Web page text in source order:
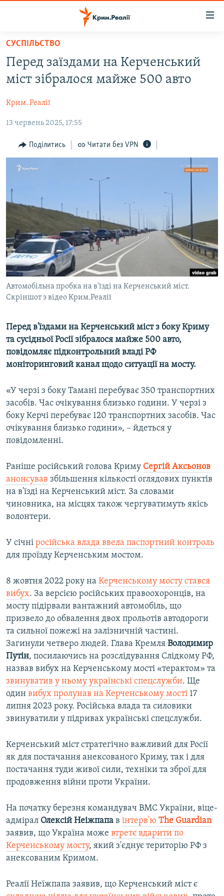
Перейти
основного
матеріалу
до
навігації
Перейти
пошуку
ВОДА.КРИМ
ВІДЕО ТА ФОТО
ПОЛІТИКА
БЛОГИ
ПОГЛЯД
СПЕЦПРОЕКТИ
ВІДЕОУРОКИ «ELIFBE»
СВІДЧЕННЯ ОКУПАЦІЇ
УКРАЇНСЬКА ПРОБЛЕМА КРИМУ
ІНФОГРАФІКА
ЯК ОБІЙТИ БЛОКУВАННЯ
Русский
Qırımtatar
ДОЛУЧАЙСЯ!
Усі сайти RFE/RL
СУСПІЛЬСТВО
Перед заїздами на Керченський
міст зібралося майже 500 авто
Крим. Реалії
13 червень 2025, 17:55
Поділитись Читати без VPN
Автомобільна пробка на в'їзді на Керченський міст.
Скріншот з відео Крим.Реалії
Перед в'їздами на Керченський міст з боку Криму
та сусідньої Росії зібралося майже 500 авто,
повідомляє підконтрольний владі РФ
моніторинговий канал щодо ситуації на мосту.
«У черзі з боку Тамані перебуває 350 транспортних
засобів. Час очікування близько години. У черзі з
боку Керчі перебуває 120 транспортних засобів. Час
очікування близько години», – йдеться у
повідомленні.
Раніше російський голова Криму Сергій Аксьонов
анонсував збільшення кількості оглядових пунктів
на в'їзді на Керченський міст. За словами
чиновника, на місцях також чергуватимуть якісь
волонтери.
У січні російська влада ввела паспортний контроль
для проїзду Керченським мостом.
8 жовтня 2022 року на Керченському мосту стався
вибух. За версією російських правоохоронців, на
мосту підірвали вантажний автомобіль, що
призвело до обвалення двох прольотів автодороги
та сильної пожежі на залізничній частині.
Загинули четверо людей. Глава Кремля Володимир
Путін, посилаючись на розслідування Слідкому РФ,
назвав вибух на Керченському мості «терактом» та
звинуватив у ньому українські спецслужби. Ще
один вибух пролунав на Керченському мості 17
липня 2023 року. Російська влада та силовики
звинуватили у підривах українські спецслужби.
Керченський міст стратегічно важливий для Росії
як для постачання анексованого Криму, так і для
постачання туди живої сили, техніки та зброї для
продовження війни проти України.
На початку березня командувач ВМС України, віце-
адмірал Олексій Неіжпапа в інтерв'ю The Guardian
заявив, що Україна може втретє вдарити по
Керченському мосту, який з'єднує територію РФ з
анексованим Кримом.
Реалії Неїжпапа заявив, що Керченський міст є